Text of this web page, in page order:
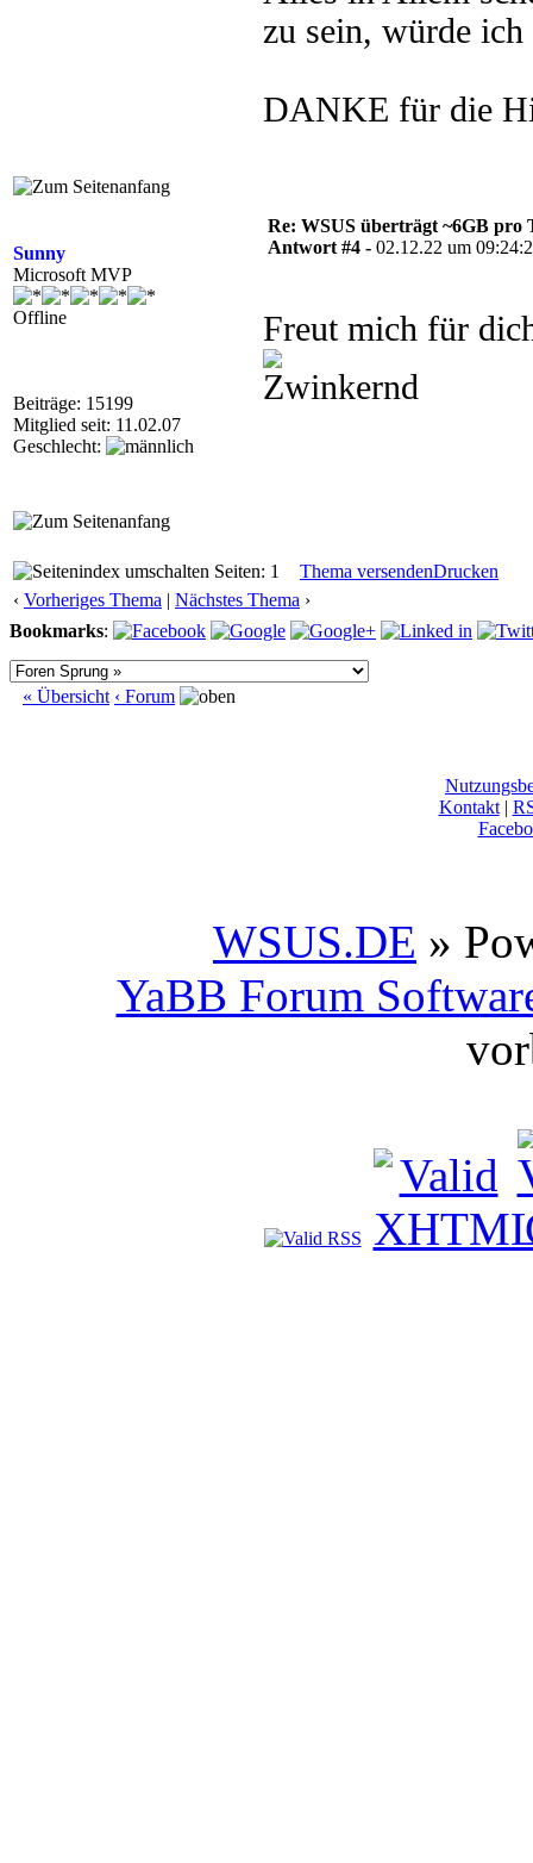
zu sein, würde ich
DANKE für die
Sunny
Microsoft MVP
Offline
Beiträge: 15199
Mitglied seit: 11.02.07
Geschlecht:
Re: WSUS überträgt ~6GB pro
Antwort #4 - 02.12.22 um
Freut mich für
Seiten: 1 Thema versendenDrucken
‹ Vorheriges Thema | Nächstes Thema ›
Bookmarks:
« Übersicht ‹ Forum
Kontakt|
WSUS.DE »
YaBB Forum